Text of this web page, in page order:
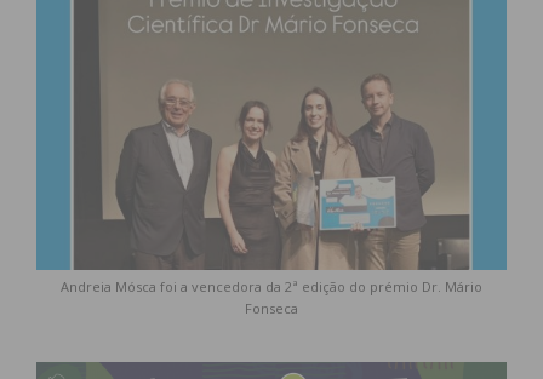
Andreia Mósca foi a vencedora da 2ª edição do prémio Dr. Mário
Fonseca